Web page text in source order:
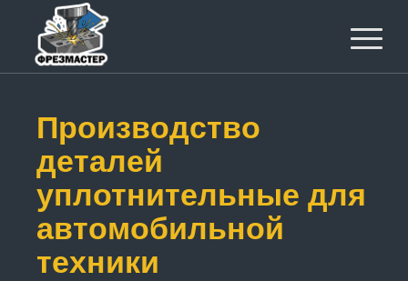
Производство
деталей
уплотнительные для
автомобильной
техники